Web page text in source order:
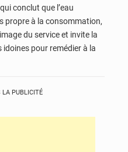
conclut que l’eau
propre à la consommation,
du service et invite la
pour remédier à la
LA PUBLICITÉ